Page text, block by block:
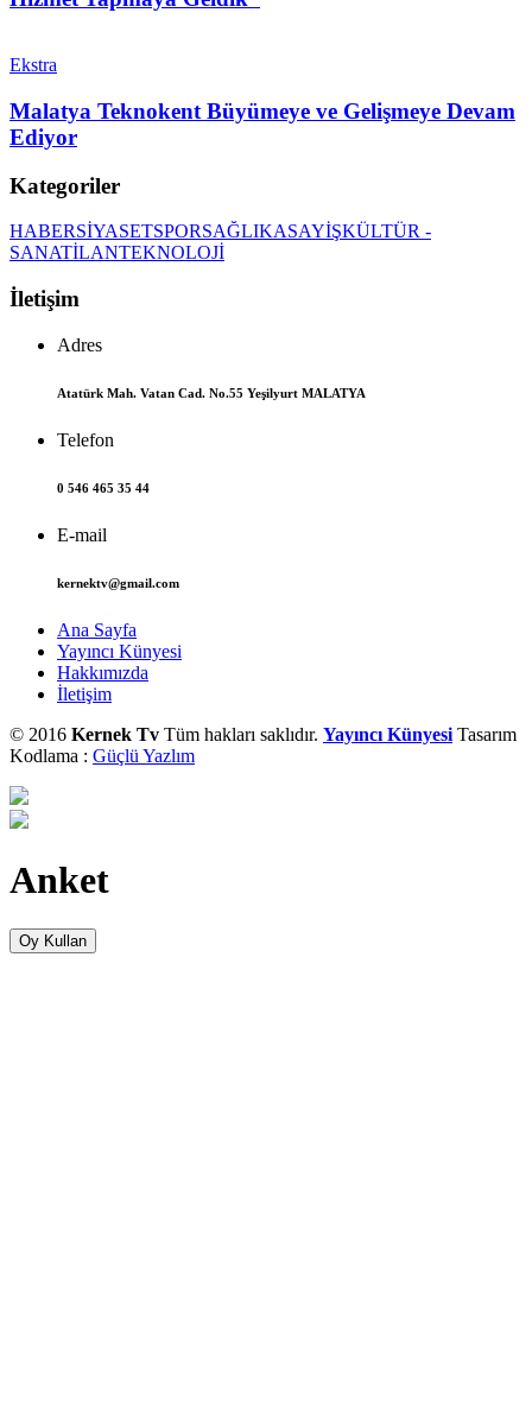
Ekstra
Malatya Teknokent Büyümeye ve Gelişmeye Devam
Ediyor
Kategoriler
HABERSİYASETSPORSAĞLIKASAYİŞKÜLTÜR -
SANATİLANTEKNOLOJİ
İletişim
Adres
Atatürk Mah. Vatan Cad. No.55 Yeşilyurt MALATYA
Telefon
0 546 465 35 44
E-mail
kernektv@gmail.com
Ana Sayfa
Yayıncı Künyesi
Hakkımızda
İletişim
© 2016 Kernek Tv Tüm hakları saklıdır. Yayıncı Künyesi Tasarım
Kodlama : Güçlü Yazlım
Anket